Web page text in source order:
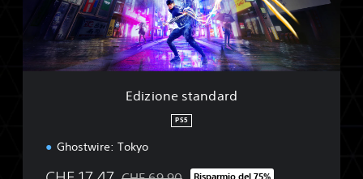
Edizione standard
PS5
Ghostwire: Tokyo
Risparmio del 75%